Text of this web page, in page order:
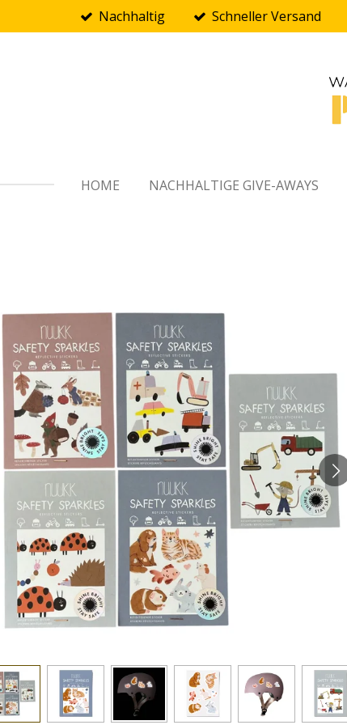
Nachhaltig Schneller Versand
HOME NACHHALTIGE GIVE-AWAYS